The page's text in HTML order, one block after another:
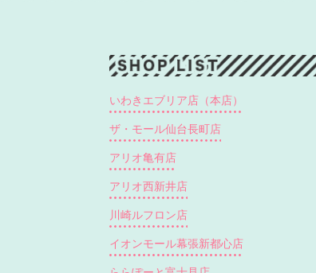
いわきエブリア店（本店）
ザ・モール仙台長町店
アリオ亀有店
アリオ西新井店
川崎ルフロン店
イオンモール幕張新都心店